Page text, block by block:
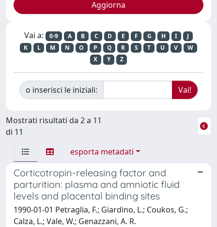
Vai a: 0-9 A B C D E F G H I
J
K
L M N O P Q R S T U V
W
X
Y Z
o inserisci le iniziali:
Mostrati risultati da 2 a 11
di 11
esporta metadati
Corticotropin-releasing factor and
parturition: plasma and amniotic fluid
levels and placental binding sites
1990-01-01 Petraglia, F.; Giardino, L.; Coukos, G.;
Calza, L.; Vale, W.; Genazzani, A. R.